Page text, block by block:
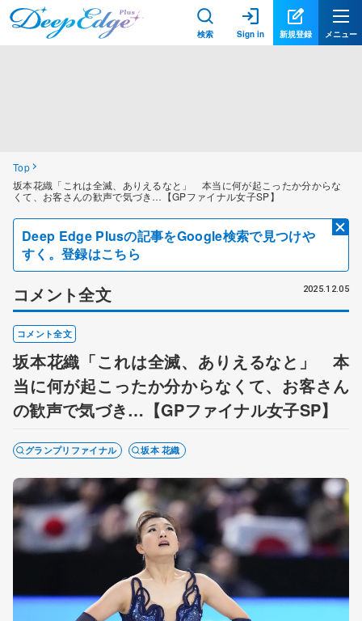
検索 Sign in 新規登録 メニュー
Top
坂本花織「これは全滅、ありえるなと」 本当に何が起こったか分からな
くて、お客さんの歓声で気づき…【GPファイナル女子SP】
Deep Edge Plusの記事をGoogle検索で見つけや
すく。登録はこちら
コメント全文 2025.12.05
コメント全文
坂本花織「これは全滅、ありえるなと」 本
当に何が起こったか分からなくて、お客さん
の歓声で気づき…【GPファイナル女子SP】
グランプリファイナル 坂本 花織